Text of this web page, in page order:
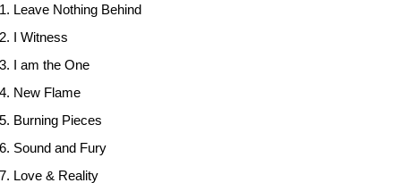
Leave Nothing Behind
I Witness
I am the One
New Flame
Burning Pieces
Sound and Fury
Love & Reality